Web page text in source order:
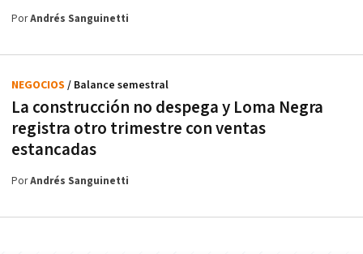
PorAndrés Sanguinetti
La construcción no despega y Loma Negra
registra otro trimestre con ventas
estancadas
NEGOCIOS / Balance semestral
PorAndrés Sanguinetti